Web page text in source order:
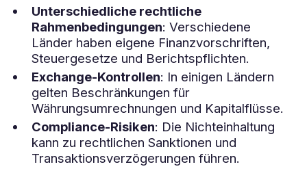
Unterschiedliche rechtliche
Rahmenbedingungen: Verschiedene
Länder haben eigene Finanzvorschriften,
Steuergesetze und Berichtspflichten.
Exchange-Kontrollen: In einigen Ländern
gelten Beschränkungen für
Währungsumrechnungen und Kapitalflüsse.
Compliance-Risiken: Die Nichteinhaltung
kann zu rechtlichen Sanktionen und
Transaktionsverzögerungen führen.